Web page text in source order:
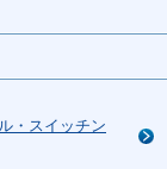
・スイッチン